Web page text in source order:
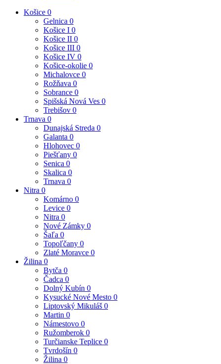
Košice 0
Gelnica 0
Košice I 0
Košice II 0
Košice III 0
Košice IV 0
Košice-okolie 0
Michalovce 0
Rožňava 0
Sobrance 0
Spišská Nová Ves 0
Trebišov 0
Trnava 0
Dunajská Streda 0
Galanta 0
Hlohovec 0
Piešťany 0
Senica 0
Skalica 0
Trnava 0
Nitra 0
Komárno 0
Levice 0
Nitra 0
Nové Zámky 0
Šaľa 0
Topoľčany 0
Zlaté Moravce 0
Žilina 0
Bytča 0
Čadca 0
Dolný Kubín 0
Kysucké Nové Mesto 0
Liptovský Mikuláš 0
Martin 0
Námestovo 0
Ružomberok 0
Turčianske Teplice 0
Tvrdošín 0
Žilina 0